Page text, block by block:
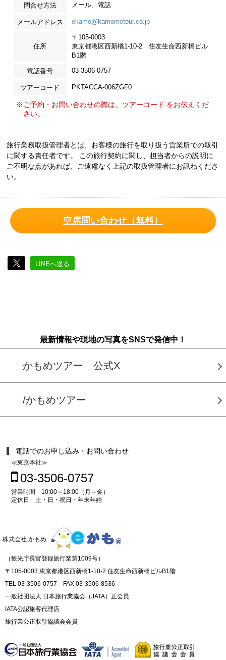
問合せ方法 メール、電話
メールアドレス ekamo@kamometour.co.jp
住所
〒105-0003
東京都港区西新橋1-10-2 住友生命西新橋ビル
B1階
電話番号 03-3506-0757
ツアーコード PKTACCA-006ZGF0
※ご予約・お問い合わせの際は、ツアーコード をお伝えくだ
さい。
旅行業務取扱管理者とは、お客様の旅行を取り扱う営業所での取引
に関する責任者です。 この旅行契約に関し、担当者からの説明に
ご不明な点があれば、ご遠慮なく上記の取扱管理者にお訊ねくださ
い。
空席問い合わせ（無料）
LINEへ送る
最新情報や現地の写真をSNSで発信中！
かもめツアー 公式X
/かもめツアー
電話でのお申し込み・お問い合わせ
≪東京本社≫
03-3506-0757
営業時間 10:00～18:00（月～金）
定休日 土・日・祝日・年末年始
株式会社 かもめ
（観光庁長官登録旅行業第1009号）
〒105-0003 東京都港区西新橋1-10-2 住友生命西新橋ビルB1階
TEL 03-3506-0757 FAX 03-3506-8536
一般社団法人 日本旅行業協会（JATA）正会員
IATA公認旅客代理店
旅行業公正取引協議会会員